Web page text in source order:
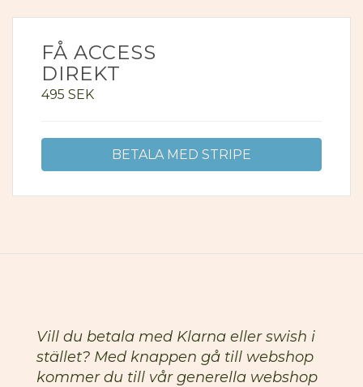
FÅ ACCESS
DIREKT
495 SEK
BETALA MED STRIPE
Vill du betala med Klarna eller swish i
stället? Med knappen gå till webshop
kommer du till vår generella webshop